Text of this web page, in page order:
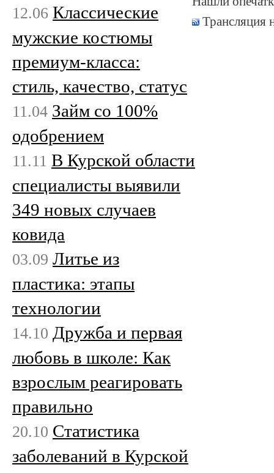
Трансляция
12.06 Классические
мужские костюмы
премиум-класса:
стиль, качество, статус
11.04 Займ со 100%
одобрением
11.11 В Курской области
специалисты выявили
349 новых случаев
ковида
03.09 Литье из
пластика: этапы
технологии
14.10 Дружба и первая
любовь в школе: Как
взрослым реагировать
правильно
20.10 Статистика
заболеваний в Курской